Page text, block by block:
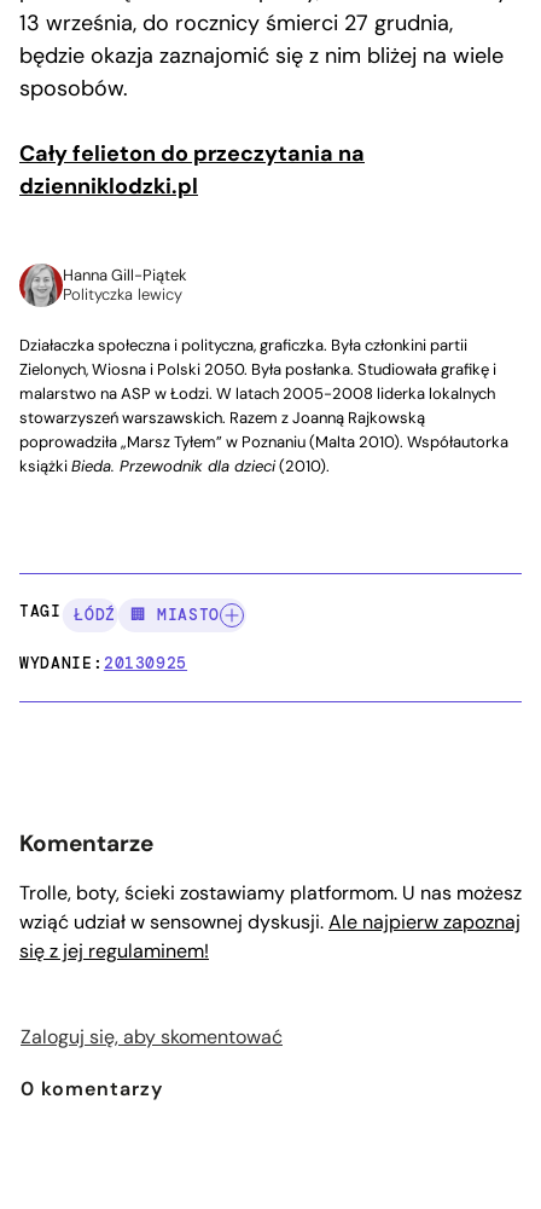
13 września, do rocznicy śmierci 27 grudnia,
będzie okazja zaznajomić się z nim bliżej na wiele
sposobów.
Cały felieton do przeczytania na
dzienniklodzki.pl
Hanna Gill-Piątek
Polityczka lewicy
Działaczka społeczna i polityczna, graficzka. Była członkini partii
Zielonych, Wiosna i Polski 2050. Była posłanka. Studiowała grafikę i
malarstwo na ASP w Łodzi. W latach 2005-2008 liderka lokalnych
stowarzyszeń warszawskich. Razem z Joanną Rajkowską
poprowadziła „Marsz Tyłem” w Poznaniu (Malta 2010). Współautorka
książkiBieda. Przewodnik dla dzieci(2010).
TAGI: ŁÓDŹ 🏢 MIASTO
WYDANIE:20130925
Komentarze
Trolle, boty, ścieki zostawiamy platformom. U nas możesz
wziąć udział w sensownej dyskusji.Ale najpierw zapoznaj
się z jej regulaminem!
Zaloguj się, aby skomentować
0 komentarzy